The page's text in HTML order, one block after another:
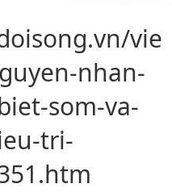
nhan-
som-va-
tri-